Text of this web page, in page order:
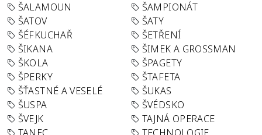
ŠALAMOUN
ŠAMPIONÁT
ŠATOV
ŠATY
ŠÉFKUCHAŘ
ŠETŘENÍ
ŠIKANA
ŠIMEK A GROSSMAN
ŠKOLA
ŠPAGETY
ŠPERKY
ŠTAFETA
ŠŤASTNÉ A VESELÉ
ŠUKAS
ŠUSPA
ŠVÉDSKO
ŠVEJK
TAJNÁ OPERACE